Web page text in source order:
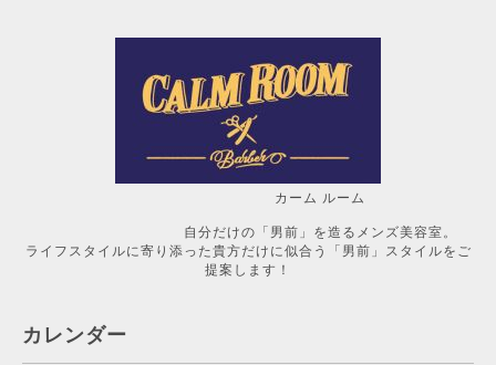
カーム ルーム
自分だけの「男前」を造るメンズ美容室。
ライフスタイルに寄り添った貴方だけに似合う「男前」スタイルをご
提案します！
カレンダー